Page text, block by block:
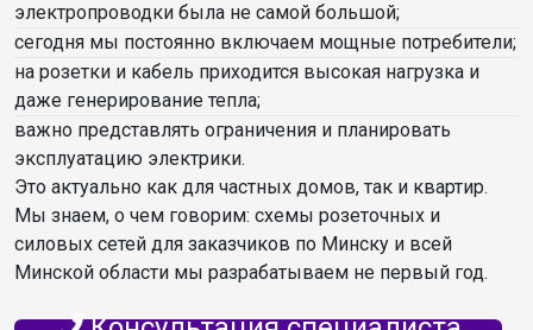
электропроводки была не самой большой;
сегодня мы постоянно включаем мощные потребители;
на розетки и кабель приходится высокая нагрузка и
даже генерирование тепла;
важно представлять ограничения и планировать
эксплуатацию электрики.
Это актуально как для частных домов, так и квартир.
Мы знаем, о чем говорим: схемы розеточных и
силовых сетей для заказчиков по Минску и всей
Минской области мы разрабатываем не первый год.